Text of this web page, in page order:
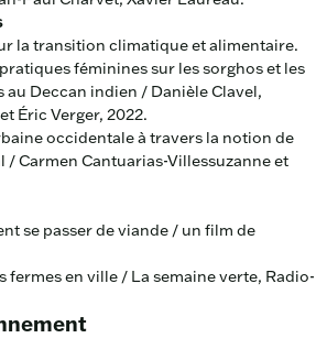
la transition climatique et alimentaire.
féminines sur les sorghos et les
au Deccan indien / Danièle Clavel,
Éric Verger, 2022.
occidentale à travers la notion de
Carmen Cantuarias-Villessuzanne et
se passer de viande / un film de
en ville / La semaine verte, Radio-